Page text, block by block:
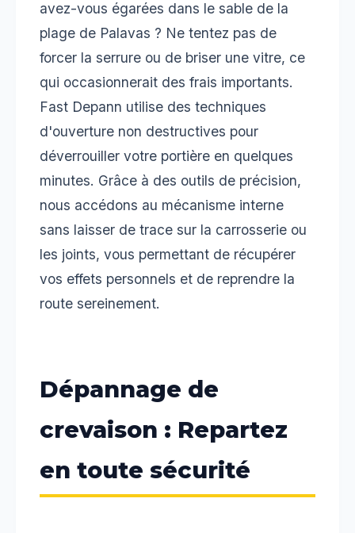
avez-vous égarées dans le sable de la
plage de Palavas ? Ne tentez pas de
forcer la serrure ou de briser une vitre, ce
qui occasionnerait des frais importants.
Fast Depann utilise des techniques
d'ouverture non destructives pour
déverrouiller votre portière en quelques
minutes. Grâce à des outils de précision,
nous accédons au mécanisme interne
sans laisser de trace sur la carrosserie ou
les joints, vous permettant de récupérer
vos effets personnels et de reprendre la
route sereinement.
Dépannage de
crevaison : Repartez
en toute sécurité